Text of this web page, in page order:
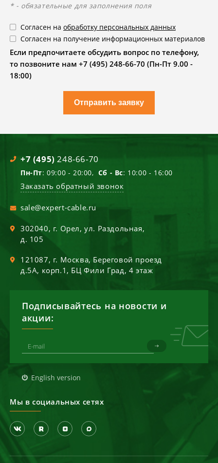
* - обязательные для заполнения поля
Согласен на обработку персональных данных
Согласен на получение информационных материалов
Если предпочитаете обсудить вопрос по телефону,
то позвоните нам +7 (495) 248-66-70 (Пн-Пт 9.00 -
18:00)
Отправить заявку
+7 (495) 248-66-70
Пн-Пт: 09:00 - 20:00, Сб - Вс: 10:00 - 16:00
Заказать обратный звонок
sale@expert-cable.ru
302040, г. Орел,ул. Раздольная,
д. 105
121087, г. Москва, Береговой проезд
д.5А, корп.1, БЦ Фили Град, 4 этаж
Подписывайтесь на новости и
акции:
English version
Мы в социальных сетях